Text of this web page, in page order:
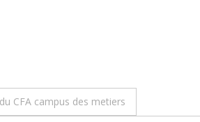
CFA campus des metiers